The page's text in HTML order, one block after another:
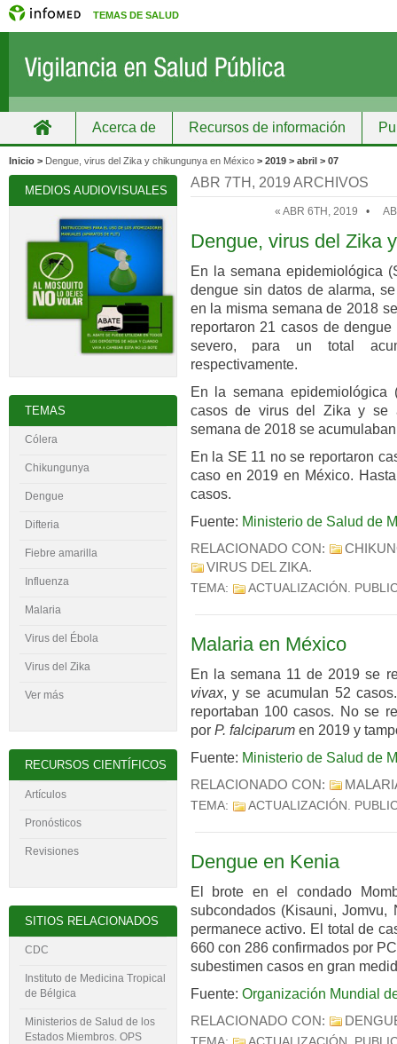
TEMAS DE SALUD
Acerca de Recursos de información
Grupos Recursos de información
Inicio > Dengue, virus del Zika y chikungunya en México > 2019 > abril > 07
ABR 7TH, 2019 ARCHIVOS
« ABR 6TH, 2019 •
Dengue, virus del Zika
En la semana epidemiológica
dengue sin datos de alarma,
en la misma semana de 2018
reportaron 21 casos de
severo, para un total
respectivamente.
En la semana
casos de virus del Zika y se
semana de 2018 se
En la SE 11 no se reportaron
caso en 2019 en México.
casos.
Fuente: Ministerio de Salud de
RELACIONADO CON:
VIRUS DEL ZIKA.
TEMA: ACTUALIZACIÓN .
Malaria en México
En la semana 11 de 2019 se
vivax, y se acumulan 52
reportaban 100 casos. No se
por P. falciparumen 2019 y
Fuente: Ministerio de Salud de
RELACIONADO CON:
TEMA: ACTUALIZACIÓN .
Dengue en Kenia
El brote en el condado
subcondados (Kisauni,
permanece activo. El total de
660 con 286 confirmados por
subestimen casos en gran
Fuente: Organización Mundial
RELACIONADO CON:
MEDIOS AUDIOVISUALES
TEMAS
Cólera
Chikungunya
Dengue
Difteria
Fiebre amarilla
Influenza
Malaria
Virus del Ébola
Virus del Zika
Ver más
RECURSOS CIENTÍFICOS
Artículos
Pronósticos
Revisiones
SITIOS RELACIONADOS
CDC
Instituto de Medicina Tropical
de Bélgica
Ministerios de Salud de los
Estados Miembros. OPS